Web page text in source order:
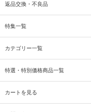
返品交換・不良品
特集一覧
カテゴリー一覧
特選・特別価格商品一覧
カートを見る